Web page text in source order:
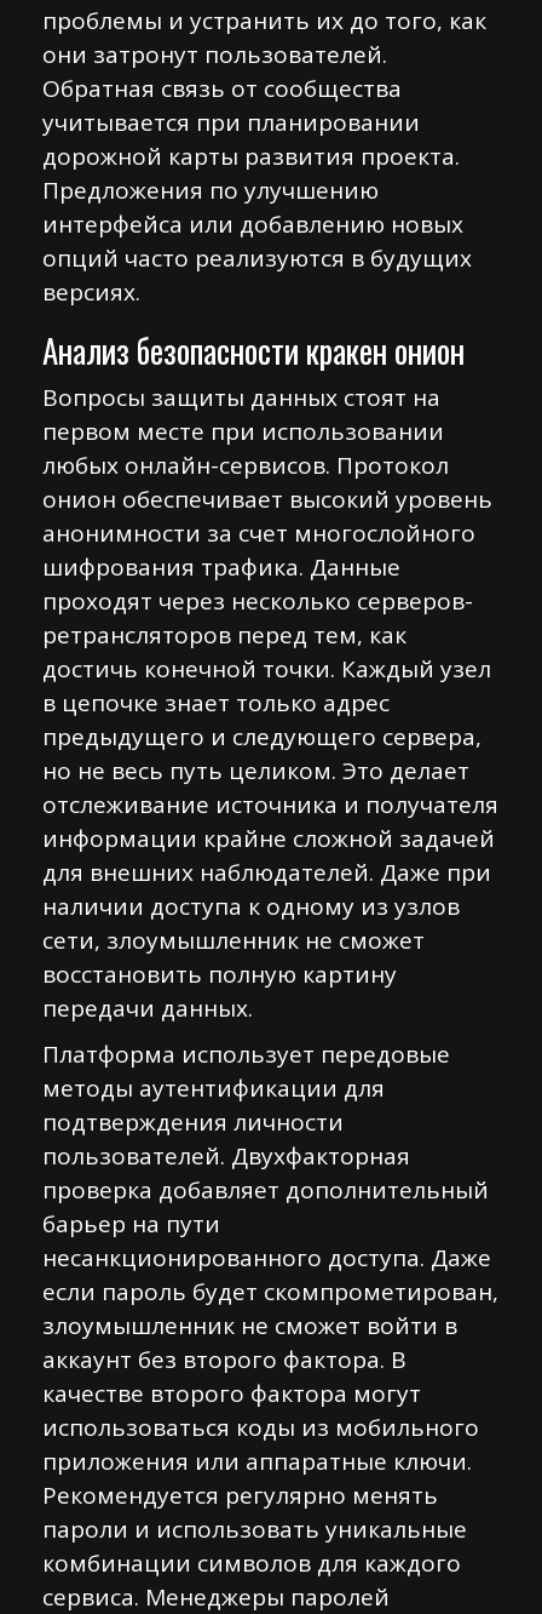
проблемы и устранить их до того, как
они затронут пользователей.
Обратная связь от сообщества
учитывается при планировании
дорожной карты развития проекта.
Предложения по улучшению
интерфейса или добавлению новых
опций часто реализуются в будущих
версиях.
Анализ безопасности кракен онион
Вопросы защиты данных стоят на
первом месте при использовании
любых онлайн-сервисов. Протокол
онион обеспечивает высокий уровень
анонимности за счет многослойного
шифрования трафика. Данные
проходят через несколько серверов-
ретрансляторов перед тем, как
достичь конечной точки. Каждый узел
в цепочке знает только адрес
предыдущего и следующего сервера,
но не весь путь целиком. Это делает
отслеживание источника и получателя
информации крайне сложной задачей
для внешних наблюдателей. Даже при
наличии доступа к одному из узлов
сети, злоумышленник не сможет
восстановить полную картину
передачи данных.
Платформа использует передовые
методы аутентификации для
подтверждения личности
пользователей. Двухфакторная
проверка добавляет дополнительный
барьер на пути
несанкционированного доступа. Даже
если пароль будет скомпрометирован,
злоумышленник не сможет войти в
аккаунт без второго фактора. В
качестве второго фактора могут
использоваться коды из мобильного
приложения или аппаратные ключи.
Рекомендуется регулярно менять
пароли и использовать уникальные
комбинации символов для каждого
сервиса. Менеджеры паролей